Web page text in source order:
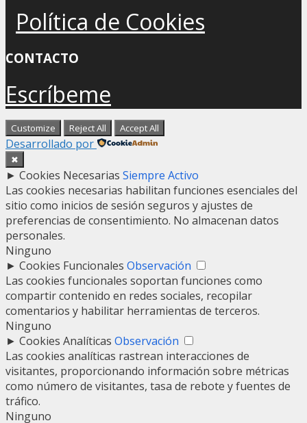
Política de Cookies
CONTACTO
Escríbeme
Customize Reject All Accept All
Desarrollado por
✖
► Cookies Necesarias Siempre Activo
Las cookies necesarias habilitan funciones esenciales del
sitio como inicios de sesión seguros y ajustes de
preferencias de consentimiento. No almacenan datos
personales.
Ninguno
► Cookies Funcionales Observación
Las cookies funcionales soportan funciones como
compartir contenido en redes sociales, recopilar
comentarios y habilitar herramientas de terceros.
Ninguno
► Cookies Analíticas Observación
Las cookies analíticas rastrean interacciones de
visitantes, proporcionando información sobre métricas
como número de visitantes, tasa de rebote y fuentes de
tráfico.
Ninguno